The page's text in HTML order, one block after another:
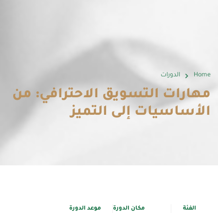
Home الدورات
مهارات التسويق الاحترافي:​ من
الأساسيات إلى التميز
الفئة مكان الدورة موعد الدورة